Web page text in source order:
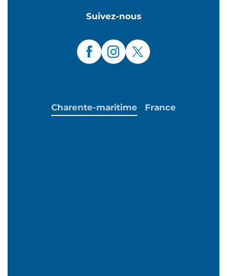
Suivez-nous
Charente-maritime France